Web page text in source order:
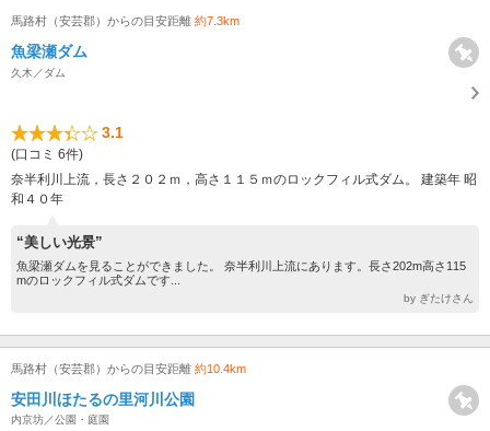
馬路村（安芸郡）からの目安距離 約7.3km
魚梁瀬ダム
久木／ダム
3.1
(口コミ 6件)
奈半利川上流，長さ２０２ｍ，高さ１１５ｍのロックフィル式ダム。 建築年 昭
和４０年
“美しい光景”
魚梁瀬ダムを見ることができました。 奈半利川上流にあります。長さ202m高さ115
mのロックフィル式ダムです...
by ぎたけさん
馬路村（安芸郡）からの目安距離 約10.4km
安田川ほたるの里河川公園
内京坊／公園・庭園